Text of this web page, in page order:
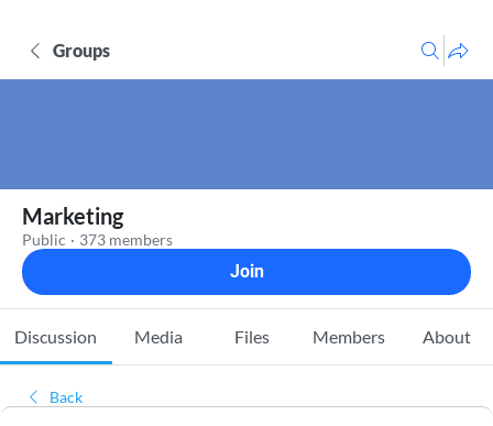
Groups
Marketing
Public · 373 members
Join
Discussion Media Files Members About
Back